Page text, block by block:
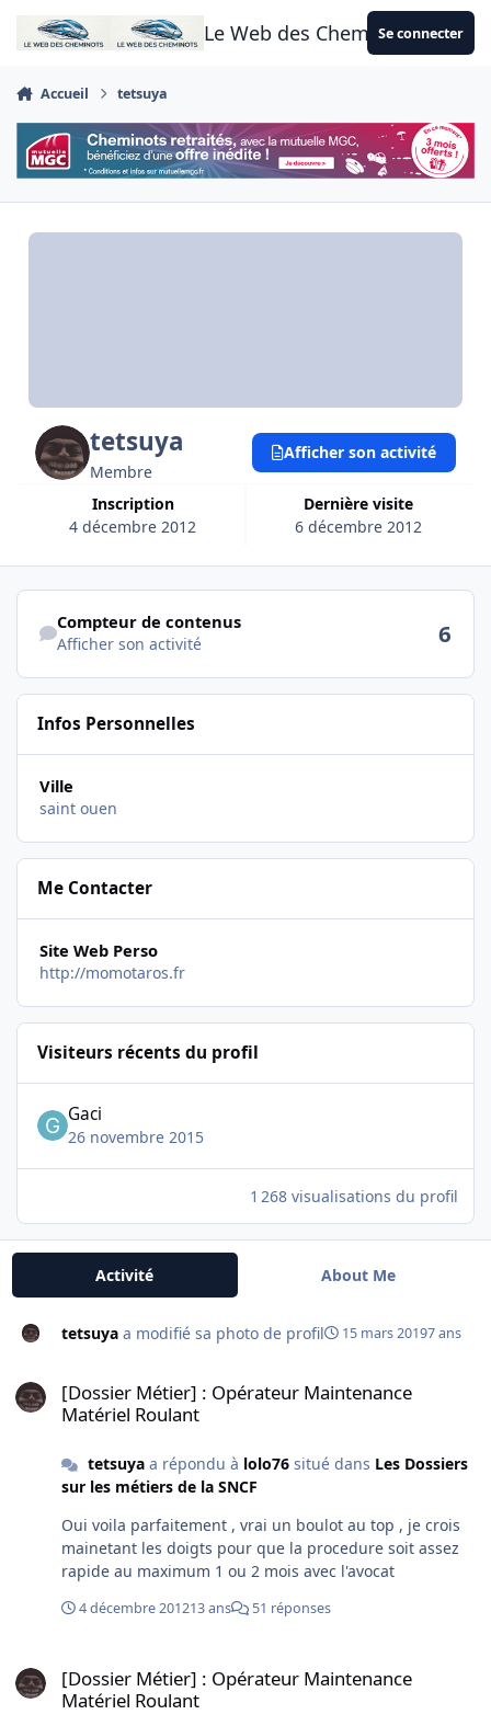
Aller au contenu
Le Web des CheminotsSe connecter
Accueil tetsuya
tetsuya
Membre
Inscription
4 décembre 2012
Dernière visite
6 décembre 2012
Afficher son activité
Afficher son activité
Compteur de contenus
Afficher son activité 6
Infos Personnelles
Ville
saint ouen
Me Contacter
Site Web Perso
http://momotaros.fr
Visiteurs récents du profil
Gaci
26 novembre 2015
1 268 visualisations du profil
Activité About Me
tetsuya a modifié sa photo de profil 15 mars 20197 ans
[Dossier Métier] : Opérateur Maintenance
Matériel Roulant
tetsuyaa répondu à lolo76situé dans Les Dossiers
sur les métiers de la SNCF
Oui voila parfaitement , vrai un boulot au top , je crois
mainetant les doigts pour que la procedure soit assez
rapide au maximum 1 ou 2 mois avec l'avocat
4 décembre 201213 ans 51 réponses
[Dossier Métier] : Opérateur Maintenance
Matériel Roulant